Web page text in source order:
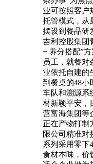
业可按照客户
托管模式，从
摆设到餐品研
吉利控股集团
+ 养分搭配”
员工，就餐对
业依托自建的
到餐桌的48小
车队和溯源系
材新颖平安，
营富海集团等
正在产物打制
限公司精准对
系列采用零下
食材本味，价